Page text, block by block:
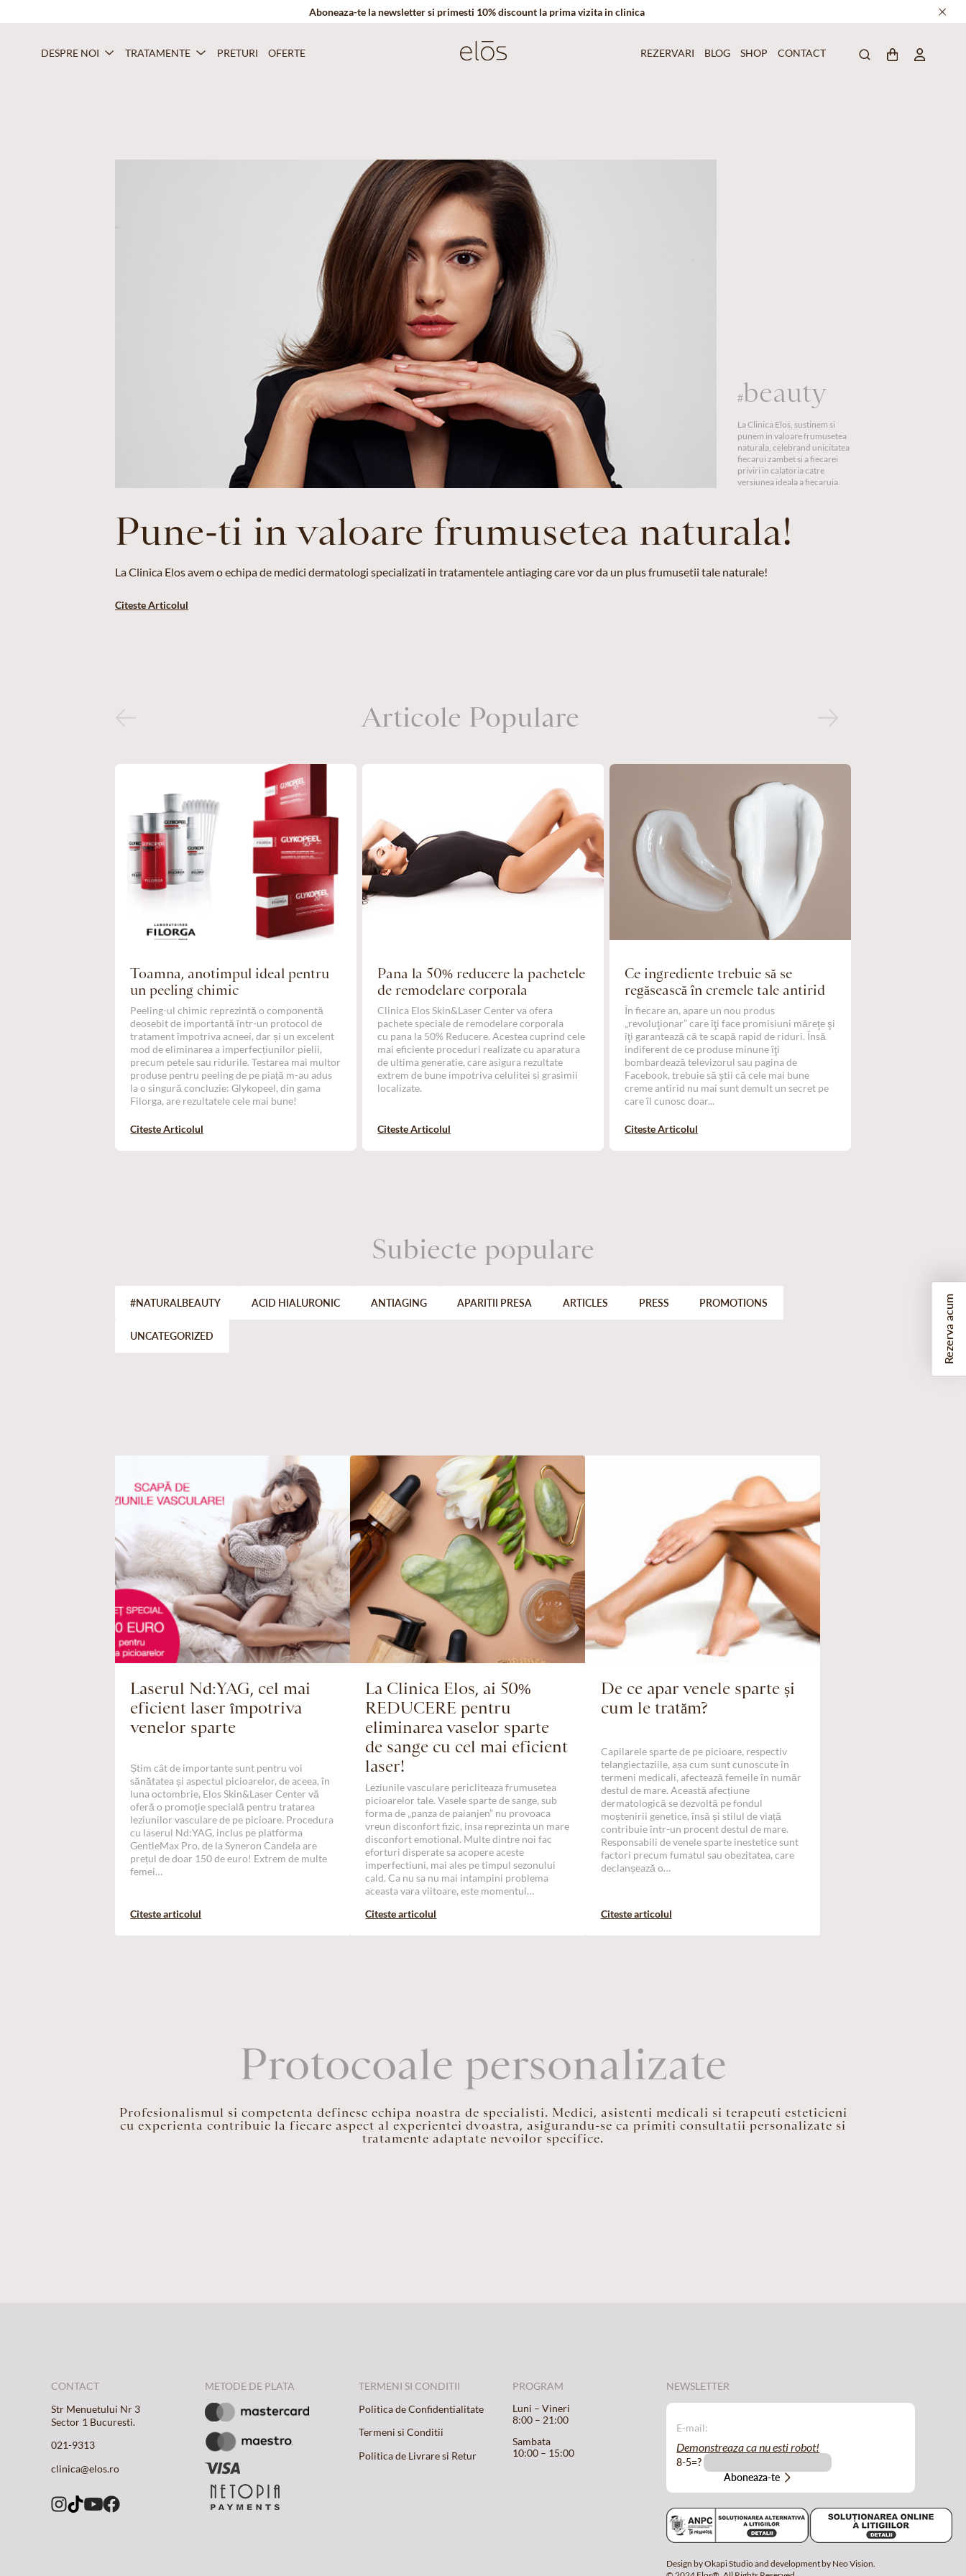
Aboneaza-te la newsletter si primesti 10% discount la prima vizita in clinica
DESPRE NOI TRATAMENTE PRETURI OFERTE REZERVARI BLOG SHOP CONTACT
#beauty
La Clinica Elos, sustinem si
punem in valoare frumusetea
naturala, celebrand unicitatea
fiecarui zambet si a fiecarei
priviri in calatoria catre
versiunea ideala a fiecaruia.
Pune-ti in valoare frumusetea naturala!
La Clinica Elos avem o echipa de medici dermatologi specializati in tratamentele antiaging care vor da un plus frumusetii tale naturale!
Citeste Articolul
Articole Populare
Toamna, anotimpul ideal pentru
un peeling chimic
Peeling-ul chimic reprezintă o componentă
deosebit de importantă într-un protocol de
tratament împotriva acneei, dar și un excelent
mod de eliminarea a imperfecțiunilor pielii,
precum petele sau ridurile. Testarea mai multor
produse pentru peeling de pe piață m-au adus
la o singură concluzie: Glykopeel, din gama
Filorga, are rezultatele cele mai bune!
Citeste Articolul
Pana la 50% reducere la pachetele
de remodelare corporala
Clinica Elos Skin&Laser Center va ofera
pachete speciale de remodelare corporala
cu pana la 50% Reducere. Acestea cuprind cele
mai eficiente proceduri realizate cu aparatura
de ultima generatie, care asigura rezultate
extrem de bune impotriva celulitei si grasimii
localizate.
Citeste Articolul
Ce ingrediente trebuie să se
regăsească în cremele tale antirid
În fiecare an, apare un nou produs
„revoluţionar” care îţi face promisiuni măreţe şi
îţi garantează că te scapă rapid de riduri. Însă
indiferent de ce produse minune îţi
bombardează televizorul sau pagina de
Facebook, trebuie să ştii că cele mai bune
creme antirid nu mai sunt demult un secret pe
care îl cunosc doar...
Citeste Articolul
Subiecte populare
#NATURALBEAUTY ACID HIALURONIC ANTIAGING APARITII PRESA ARTICLES PRESS PROMOTIONS
UNCATEGORIZED
Laserul Nd:YAG, cel mai
eficient laser împotriva
venelor sparte
Știm cât de importante sunt pentru voi
sănătatea și aspectul picioarelor, de aceea, în
luna octombrie, Elos Skin&Laser Center vă
oferă o promoție specială pentru tratarea
leziunilor vasculare de pe picioare. Procedura
cu laserul Nd:YAG, inclus pe platforma
GentleMax Pro, de la Syneron Candela are
prețul de doar 150 de euro! Extrem de multe
femei…
Citeste articolul
La Clinica Elos, ai 50%
REDUCERE pentru
eliminarea vaselor sparte
de sange cu cel mai eficient
laser!
Leziunile vasculare pericliteaza frumusetea
picioarelor tale. Vasele sparte de sange, sub
forma de „panza de paianjen” nu provoaca
vreun disconfort fizic, insa reprezinta un mare
disconfort emotional. Multe dintre noi fac
eforturi disperate sa acopere aceste
imperfectiuni, mai ales pe timpul sezonului
cald. Ca nu sa nu mai intampini problema
aceasta vara viitoare, este momentul…
Citeste articolul
De ce apar venele sparte și
cum le tratăm?
Capilarele sparte de pe picioare, respectiv
telangiectaziile, așa cum sunt cunoscute în
termeni medicali, afectează femeile în număr
destul de mare. Această afecțiune
dermatologică se dezvoltă pe fondul
moștenirii genetice, însă și stilul de viață
contribuie într-un procent destul de mare.
Responsabili de venele sparte inestetice sunt
factori precum fumatul sau obezitatea, care
declanșează o…
Citeste articolul
Protocoale personalizate
Profesionalismul si competenta definesc echipa noastra de specialisti. Medici, asistenti medicali si terapeuti esteticieni
cu experienta contribuie la fiecare aspect al experientei dvoastra, asigurandu-se ca primiti consultatii personalizate si
tratamente adaptate nevoilor specifice.
CONTACT
Str Menuetului Nr 3
Sector 1 Bucuresti.
021-9313
clinica@elos.ro
METODE DE PLATA
TERMENI SI CONDITII
Politica de Confidentialitate
Termeni si Conditii
Politica de Livrare si Retur
PROGRAM
Luni – Vineri
8:00 – 21:00
Sambata
10:00 – 15:00
NEWSLETTER
Demonstreaza ca nu esti robot!
8-5=?
Design by Okapi Studio and development by Neo Vision.
Rezerva acum